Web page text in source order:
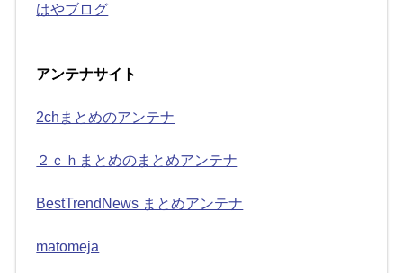
はやブログ
アンテナサイト
2chまとめのアンテナ
２ｃｈまとめのまとめアンテナ
BestTrendNews まとめアンテナ
matomeja